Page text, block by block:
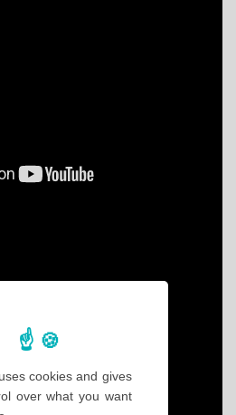
cookies and gives
over what you want